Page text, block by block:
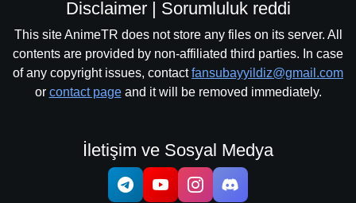
Disclaimer | Sorumluluk reddi
This site AnimeTR does not store any files on its server. All
contents are provided by non-affiliated third parties. In case
of any copyright issues, contactfansubayyildiz@gmail.com
or contact pageand it will be removed immediately.
İletişim ve Sosyal Medya